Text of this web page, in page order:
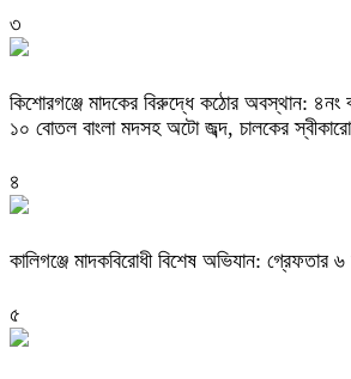
৩
কিশোরগঞ্জে মাদকের বিরুদ্ধে কঠোর অবস্থান: ৪নং
১০ বোতল বাংলা মদসহ অটো জব্দ, চালকের
৪
কালিগঞ্জে মাদকবিরোধী বিশেষ অভিযান:
৫